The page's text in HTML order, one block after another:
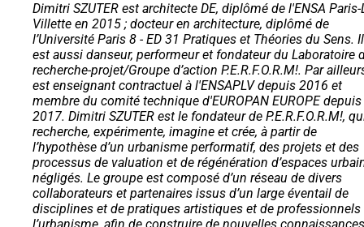
Dimitri SZUTER est architecte DE, diplômé de l'ENSA Paris-
Villette en 2015 ; docteur en architecture, diplômé de
l’Université Paris 8 - ED 31 Pratiques et Théories du Sens. Il
est aussi danseur, performeur et fondateur du Laboratoire
recherche-projet/Groupe d’action P.E.R.F.O.R.M!. Par
est enseignant contractuel à l'ENSAPLV depuis 2016 et
membre du comité technique d'EUROPAN EUROPE depuis
2017. Dimitri SZUTER est le fondateur de P.E.R.F.O.R.M!,
recherche, expérimente, imagine et crée, à partir de
l’hypothèse d’un urbanisme performatif, des projets et des
processus de valuation et de régénération d’espaces
négligés. Le groupe est composé d’un réseau de divers
collaborateurs et partenaires issus d’un large éventail de
disciplines et de pratiques artistiques et de professionnels